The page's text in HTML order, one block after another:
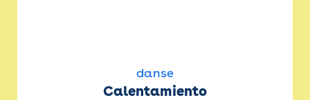
danse
Calentamiento